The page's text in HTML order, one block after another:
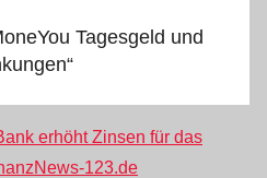
Tagesgeld und
“
erhöht Zinsen für das
123.de